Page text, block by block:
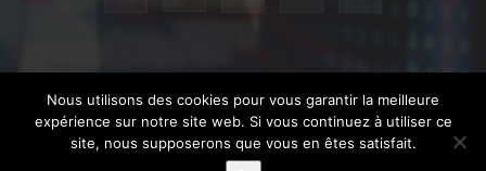
Accueil Mentions légales À propos de nous
Contact
Notre équipe
Connexion Inscription
© @2025 Tous droits réservés. Conçu et développé par
Nous utilisons des cookies pour vous garantir la meilleure
expérience sur notre site web. Si vous continuez à utiliser ce
site, nous supposerons que vous en êtes satisfait.